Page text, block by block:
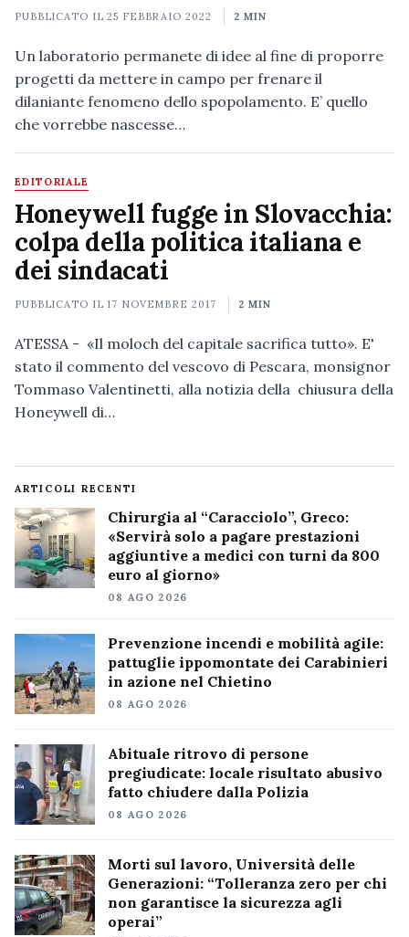
PUBBLICATO IL25 FEBBRAIO 2022 2 MIN
Un laboratorio permanete di idee al fine di proporre
progetti da mettere in campo per frenare il
dilaniante fenomeno dello spopolamento. E’ quello
che vorrebbe nascesse…
EDITORIALE
Honeywell fugge in Slovacchia:
colpa della politica italiana e
dei sindacati
PUBBLICATO IL17 NOVEMBRE 2017 2 MIN
ATESSA - «Il moloch del capitale sacrifica tutto». E'
stato il commento del vescovo di Pescara, monsignor
Tommaso Valentinetti, alla notizia della chiusura della
Honeywell di…
ARTICOLI RECENTI
Chirurgia al “Caracciolo”, Greco:
«Servirà solo a pagare prestazioni
aggiuntive a medici con turni da 800
euro al giorno»
08 AGO 2026
Prevenzione incendi e mobilità agile:
pattuglie ippomontate dei Carabinieri
in azione nel Chietino
08 AGO 2026
Abituale ritrovo di persone
pregiudicate: locale risultato abusivo
fatto chiudere dalla Polizia
08 AGO 2026
Morti sul lavoro, Università delle
Generazioni: “Tolleranza zero per chi
non garantisce la sicurezza agli
operai”